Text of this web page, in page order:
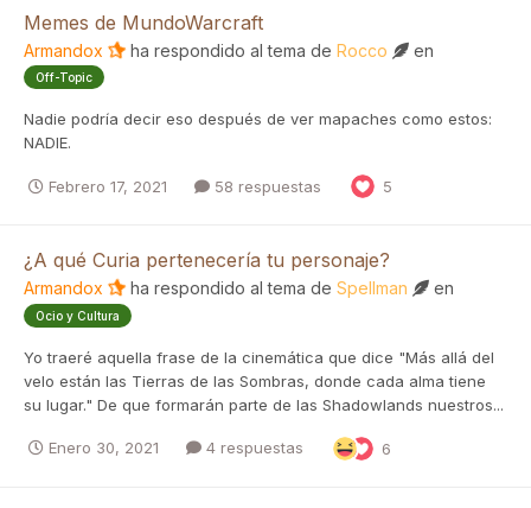
Memes de MundoWarcraft
Armandox ha respondido al tema de Rocco en
Off-Topic
Nadie podría decir eso después de ver mapaches como estos:
NADIE.
Febrero 17, 2021 58 respuestas 5
¿A qué Curia pertenecería tu personaje?
Armandox ha respondido al tema de Spellman en
Ocio y Cultura
Yo traeré aquella frase de la cinemática que dice "Más allá del
velo están las Tierras de las Sombras, donde cada alma tiene
su lugar." De que formarán parte de las Shadowlands nuestros...
Enero 30, 2021 4 respuestas 6